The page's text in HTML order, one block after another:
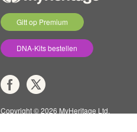
Gitt op Premium
DNA-Kits bestellen
Copyright © 2026 MyHeritage Ltd.